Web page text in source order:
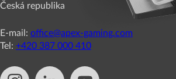
Česká republika
E-mail: office@apex-gaming.com
Tel: +420 387 000 410